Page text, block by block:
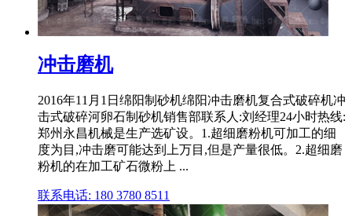
冲击磨机
2016年11月1日绵阳制砂机绵阳冲击磨机复合式破碎机冲
击式破碎河卵石制砂机销售部联系人:刘经理24小时热线:
郑州永昌机械是生产选矿设。1.超细磨粉机可加工的细
度为目,冲击磨可能达到上万目,但是产量很低。2.超细磨
粉机的在加工矿石微粉上 ...
联系电话: 180 3780 8511